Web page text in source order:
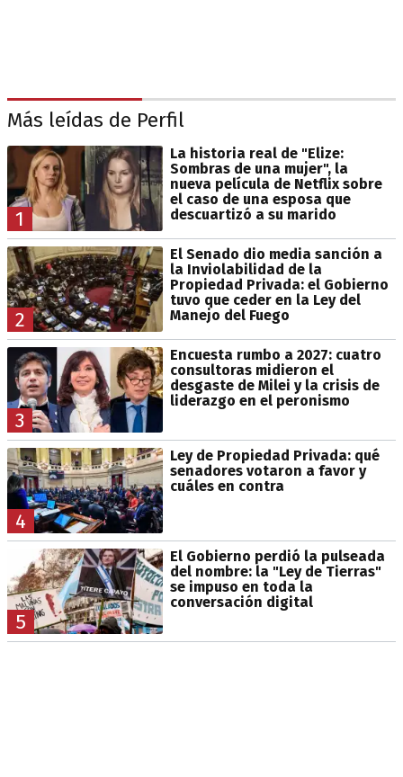
Más leídas de Perfil
1
La historia real de "Elize:
Sombras de una mujer", la
nueva película de Netflix sobre
el caso de una esposa que
descuartizó a su marido
2
El Senado dio media sanción a
la Inviolabilidad de la
Propiedad Privada: el Gobierno
tuvo que ceder en la Ley del
Manejo del Fuego
3
Encuesta rumbo a 2027: cuatro
consultoras midieron el
desgaste de Milei y la crisis de
liderazgo en el peronismo
4
Ley de Propiedad Privada: qué
senadores votaron a favor y
cuáles en contra
5
El Gobierno perdió la pulseada
del nombre: la "Ley de Tierras"
se impuso en toda la
conversación digital